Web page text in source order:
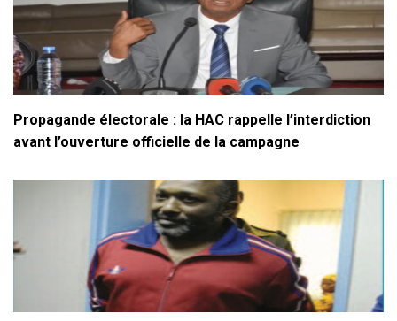
Propagande électorale : la HAC rappelle l’interdiction
avant l’ouverture officielle de la campagne